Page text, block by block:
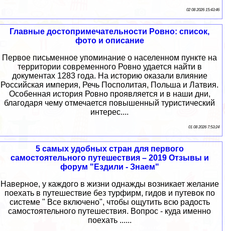
02 08 2026 15:43:46
Главные достопримечательности Ровно: список,
фото и описание
Первое письменное упоминание о населенном пункте на
территории современного Ровно удается найти в
документах 1283 года. На историю оказали влияние
Российская империя, Речь Посполитая, Польша и Латвия.
Особенная история Ровно проявляется и в наши дни,
благодаря чему отмечается повышенный туристический
интерес....
01 08 2026 7:53:24
5 самых удобных стран для первого
самостоятельного путешествия – 2019 Отзывы и
форум "Ездили - Знаем"
Наверное, у каждого в жизни однажды возникает желание
поехать в путешествие без турфирм, гидов и путевок по
системе " Все включено", чтобы ощутить всю радость
самостоятельного путешествия. Вопрос - куда именно
поехать ......